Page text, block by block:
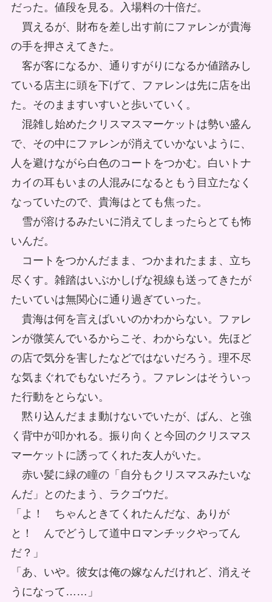
だった。値段を見る。入場料の十倍だ。
買えるが、財布を差し出す前にファレンが貴海
の手を押さえてきた。
客が客になるか、通りすがりになるか値踏みし
ている店主に頭を下げて、ファレンは先に店を出
た。そのまますいすいと歩いていく。
混雑し始めたクリスマスマーケットは勢い盛ん
で、その中にファレンが消えていかないように、
人を避けながら白色のコートをつかむ。白いトナ
カイの耳もいまの人混みになるともう目立たなく
なっていたので、貴海はとても焦った。
雪が溶けるみたいに消えてしまったらとても怖
いんだ。
コートをつかんだまま、つかまれたまま、立ち
尽くす。雑踏はいぶかしげな視線も送ってきたが
たいていは無関心に通り過ぎていった。
貴海は何を言えばいいのかわからない。ファレ
ンが微笑んでいるからこそ、わからない。先ほど
の店で気分を害したなどではないだろう。理不尽
な気まぐれでもないだろう。ファレンはそういっ
た行動をとらない。
黙り込んだまま動けないでいたが、ばん、と強
く背中が叩かれる。振り向くと今回のクリスマス
マーケットに誘ってくれた友人がいた。
赤い髪に緑の瞳の「自分もクリスマスみたいな
んだ」とのたまう、ラクゴウだ。
「よ！ ちゃんときてくれたんだな、ありが
と！ んでどうして道中ロマンチックやってん
だ？」
「あ、いや。彼女は俺の嫁なんだけれど、消えそ
うになって……」